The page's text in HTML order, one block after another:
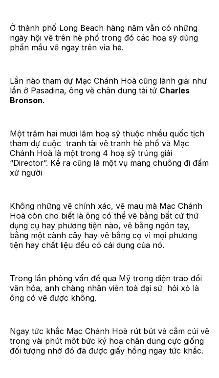
Ở thành phố Long Beach hàng năm vẫn có những
ngày hội vẽ trên hè phố trong đó các hoạ sỹ dùng
phấn mầu vẽ ngay trên vỉa hè.
Lần nào tham dự Mạc Chánh Hoà cũng lãnh giải như
lần ở Pasadina, ông vẽ chân dung tài tử Charles
Bronson.
Một trăm hai mươi lăm hoạ sỹ thuộc nhiều quốc tịch
tham dự cuộc tranh tài vẽ tranh hè phố và Mạc
Chánh Hoà là một trong 4 hoạ sỹ trúng giải
“Director”. Kể ra cũng là một vụ mang chuông đi đấm
xứ người
Không những vẽ chính xác, vẽ mau mà Mạc Chánh
Hoà còn cho biết là ông có thể vẽ bằng bất cứ thứ
dụng cụ hay phương tiện nào, vẽ bằng ngón tay,
bằng một cành cây hay vẽ bằng cọ vì mọi phương
tiện hay chất liệu đều có cái dụng của nó.
Trong lần phỏng vấn để qua Mỹ trong diện trao đổi
văn hóa, anh chàng nhân viên toà đại sứ hỏi xỏ là
ông có vẽ được không.
Ngay tức khắc Mạc Chánh Hoà rút bút và cắm cúi vẽ
trong vài phút môt bức ký hoạ chân dung cực giống
đối tượng nhờ đó đã được giấy hồng ngay tức khắc.